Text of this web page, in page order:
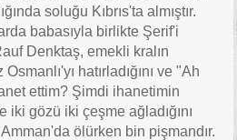
soluğu Kıbrıs'ta almıştır.
babasıyla birlikte Şerif'i
Denktaş, emekli kralın
hatırladığını ve "Ah
ettim? Şimdi ihanetimin
iki gözü iki çeşme ağladığını
ölürken bin pişmandır.